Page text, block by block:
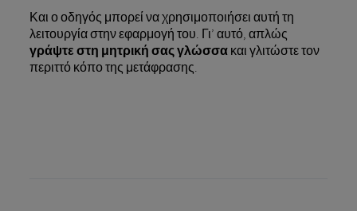
Και ο οδηγός μπορεί να χρησιμοποιήσει αυτή τη
λειτουργία στην εφαρμογή του. Γι’ αυτό, απλώς
γράψτε στη μητρική σας γλώσσακαι γλιτώστε τον
περιττό κόπο της μετάφρασης.